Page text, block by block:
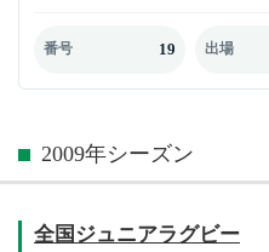
番号 19 出場
2009年シーズン
全国ジュニアラグビー